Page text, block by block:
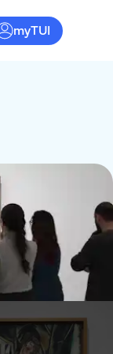
myTUI